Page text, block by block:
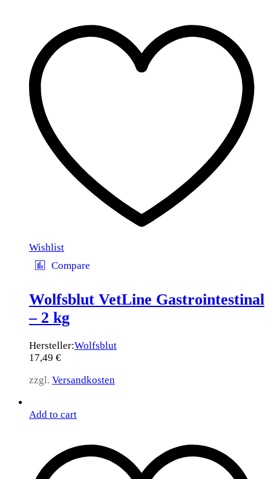
Wishlist
Compare
Wolfsblut VetLine Gastrointestinal
– 2 kg
Hersteller:Wolfsblut
17,49 €
zzgl. Versandkosten
Add to cart